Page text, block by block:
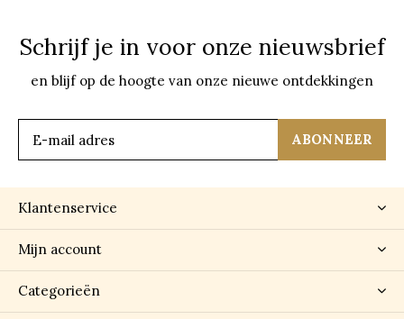
Schrijf je in voor onze nieuwsbrief
en blijf op de hoogte van onze nieuwe ontdekkingen
ABONNEER
Klantenservice
Mijn account
Categorieën